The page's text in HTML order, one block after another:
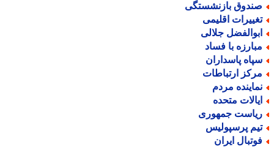
بازنشستگی
اقلیمی
جلالی
با فساد
پاسداران
ارتباطات
مردم
متحده
جمهوری
پرسپولیس
ایران